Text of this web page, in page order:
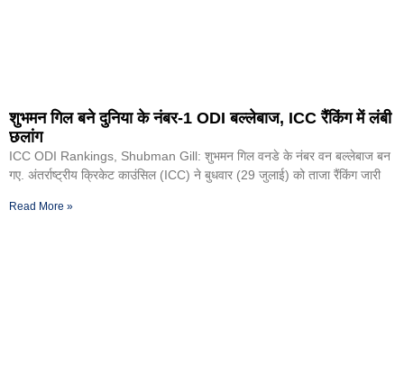
शुभमन गिल बने दुनिया के नंबर-1 ODI बल्लेबाज, ICC रैंकिंग में लंबी
छलांग
ICC ODI Rankings, Shubman Gill: शुभमन गिल वनडे के नंबर वन बल्लेबाज बन
गए. अंतर्राष्ट्रीय क्रिकेट काउंसिल (ICC) ने बुधवार (29 जुलाई) को ताजा रैंकिंग जारी
Read More »